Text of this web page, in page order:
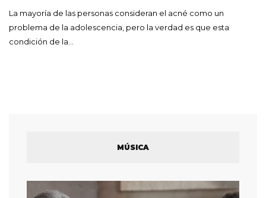
La mayoría de las personas consideran el acné como un
problema de la adolescencia, pero la verdad es que esta
condición de la…
MÚSICA